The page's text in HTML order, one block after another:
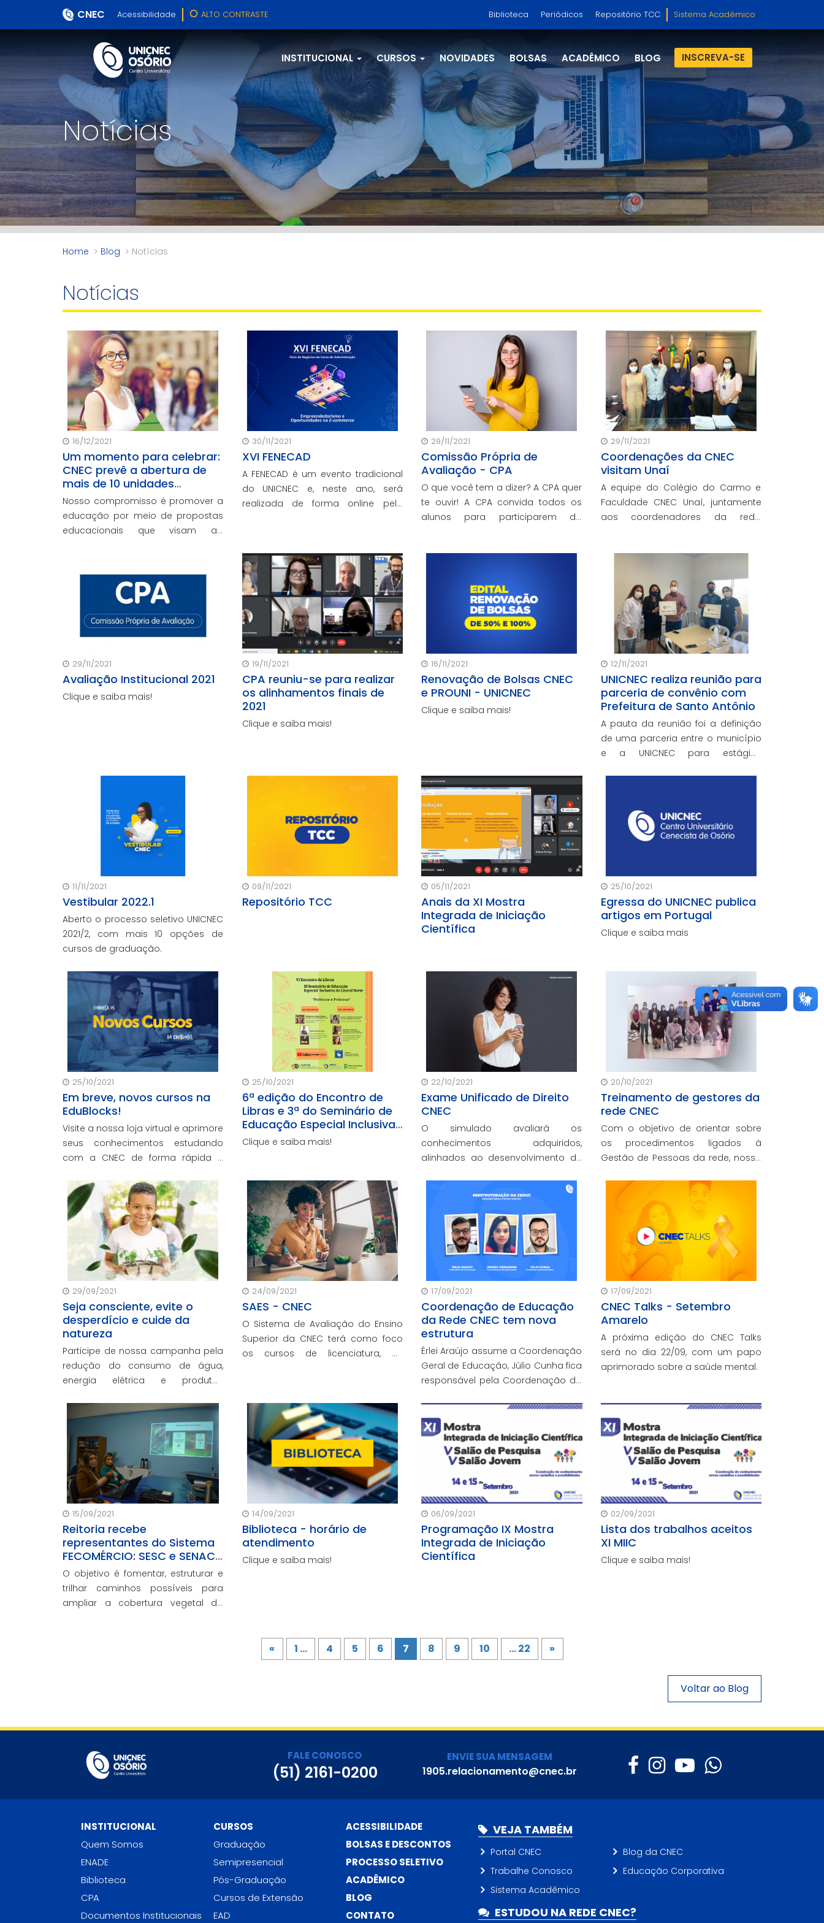
CNEC Acessibilidade ALTO CONTRASTE Biblioteca Periódicos Repositório TCC Sistema Acadêmico
INSTITUCIONAL CURSOS NOVIDADES BOLSAS ACADÊMICO BLOG INSCREVA-SE
Notícias
Home Blog Notícias
Notícias
16/12/2021
Um momento para celebrar:
CNEC prevê a abertura de
mais de 10 unidades
educacionais e a expansão
do EAD em 2022
Nosso compromisso é promover a
educação por meio de propostas
educacionais que visam ao
30/11/2021
XVI FENECAD
A FENECAD é um evento tradicional
do UNICNEC e, neste ano, será
realizada de forma online pelo
29/11/2021
Comissão Própria de
Avaliação - CPA
O que você tem a dizer? A CPA quer
te ouvir! A CPA convida todos os
alunos para participarem da
29/11/2021
Coordenações da CNEC
visitam Unaí
A equipe do Colégio do Carmo e
Faculdade CNEC Unaí, juntamente
aos coordenadores da rede,
a educação e formação dos
alunos de Unaí e região.
29/11/2021
Avaliação Institucional 2021
Clique e saiba mais!
19/11/2021
CPA reuniu-se para realizar
os alinhamentos finais de
2021
Clique e saiba mais!
16/11/2021
Renovação de Bolsas CNEC
e PROUNI - UNICNEC
Clique e saiba mais!
12/11/2021
UNICNEC realiza reunião para
parceria de convênio com
Prefeitura de Santo Antônio
A pauta da reunião foi a definição
de uma parceria entre o município
e a UNICNEC para estágios
a atração de mais profissionais
para atuarem em Santo Antônio
11/11/2021
Vestibular 2022.1
Aberto o processo seletivo UNICNEC
2021/2, com mais 10 opções de
cursos de graduação.
09/11/2021
Repositório TCC
05/11/2021
Anais da XI Mostra
Integrada de Iniciação
Científica
25/10/2021
Egressa do UNICNEC publica
artigos em Portugal
Clique e saiba mais
25/10/2021
Em breve, novos cursos na
EduBlocks!
Visite a nossa loja virtual e aprimore
seus conhecimentos estudando
com a CNEC de forma rápida e
25/10/2021
6ª edição do Encontro de
Libras e 3ª do Seminário de
Educação Especial Inclusiva
do Litoral Norte do RS
Clique e saiba mais!
22/10/2021
Exame Unificado de Direito
CNEC
O simulado avaliará os
conhecimentos adquiridos,
alinhados ao desenvolvimento de
previstas no Projeto Pedagógico do
curso de Direito da rede CNEC.
20/10/2021
Treinamento de gestores da
rede CNEC
Com o objetivo de orientar sobre
os procedimentos ligados à
Gestão de Pessoas da rede, nossa
gestores participou do encontro na
sede da mantenedora.
29/09/2021
Seja consciente, evite o
desperdício e cuide da
natureza
Participe de nossa campanha pela
redução do consumo de água,
energia elétrica e produtos
a nossa parte pela preservação do
24/09/2021
SAES - CNEC
O Sistema de Avaliação do Ensino
Superior da CNEC terá como foco
os cursos de licenciatura, as
17/09/2021
Coordenação de Educação
da Rede CNEC tem nova
estrutura
Érlei Araújo assume a Coordenação
Geral de Educação, Júlio Cunha fica
responsável pela Coordenação da
Fernandes encarrega-se da
Coordenação do Ensino Superior
17/09/2021
CNEC Talks - Setembro
Amarelo
A próxima edição do CNEC Talks
será no dia 22/09, com um papo
aprimorado sobre a saúde mental.
15/09/2021
Reitoria recebe
representantes do Sistema
FECOMÉRCIO: SESC e SENAC
Tramandaí
O objetivo é fomentar, estruturar e
trilhar caminhos possíveis para
ampliar a cobertura vegetal da
14/09/2021
Biblioteca - horário de
atendimento
Clique e saiba mais!
06/09/2021
Programação IX Mostra
Integrada de Iniciação
Científica
02/09/2021
Lista dos trabalhos aceitos
XI MIIC
Clique e saiba mais!
« 1 ... 4 5 6 7 8 9 10 ... 22 »
Voltar ao Blog
FALE CONOSCO
(51) 2161-0200
ENVIE SUA MENSAGEM
1905.relacionamento@cnec.br
INSTITUCIONAL
Quem Somos
ENADE
Biblioteca
CPA
Documentos Institucionais
CURSOS
Graduação
Semipresencial
Pós-Graduação
Cursos de Extensão
EAD
ACESSIBILIDADE
BOLSAS E DESCONTOS
PROCESSO SELETIVO
ACADÊMICO
BLOG
CONTATO
VEJA TAMBÉM
Portal CNEC
Blog da CNEC
Trabalhe Conosco
Educação Corporativa
Sistema Acadêmico
ESTUDOU NA REDE CNEC?